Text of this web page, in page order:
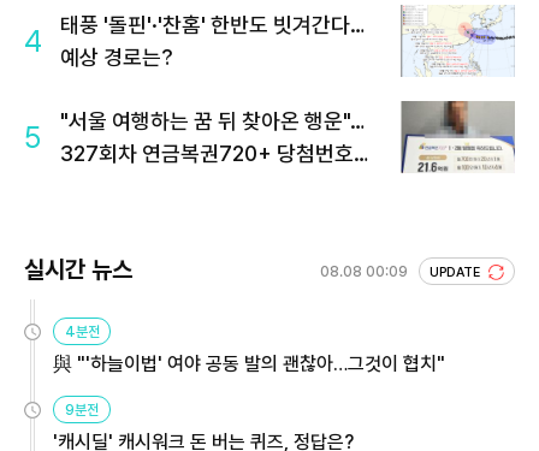
4
태풍 '돌핀'·'찬홈' 한반도 빗겨간다…
예상 경로는?
5
"서울 여행하는 꿈 뒤 찾아온 행운"…
327회차 연금복권720+ 당첨번호조
실시간 뉴스 08.08 00:09 UPDATE
4분전
與 "'하늘이법' 여야 공동 발의 괜찮아…그것이 협치"
9분전
'캐시딜' 캐시워크 돈 버는 퀴즈, 정답은?